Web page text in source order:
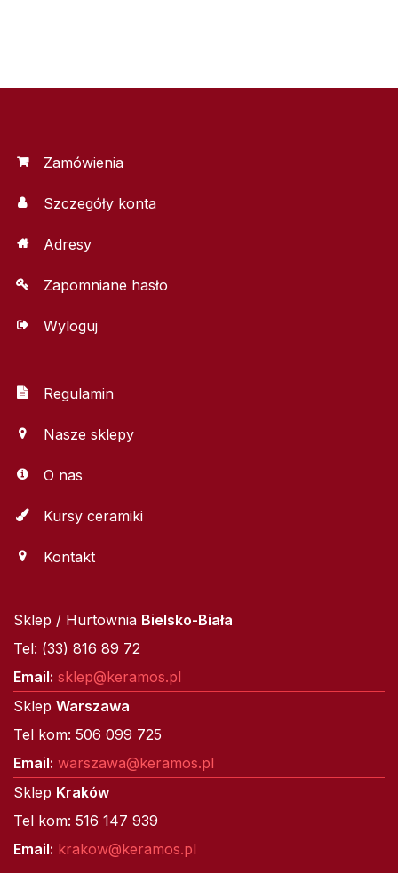
Zamówienia
Szczegóły konta
Adresy
Zapomniane hasło
Wyloguj
Regulamin
Nasze sklepy
O nas
Kursy ceramiki
Kontakt
Sklep / Hurtownia Bielsko-Biała
Tel: (33) 816 89 72
Email: sklep@keramos.pl
Sklep Warszawa
Tel kom: 506 099 725
Email: warszawa@keramos.pl
Sklep Kraków
Tel kom: 516 147 939
Email: krakow@keramos.pl